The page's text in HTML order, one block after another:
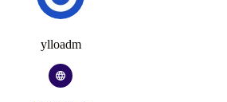
ylloadm